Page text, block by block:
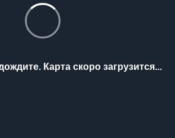
Карта скоро загрузится...